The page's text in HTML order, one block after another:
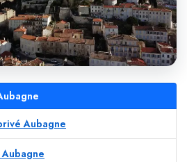
Aubagne